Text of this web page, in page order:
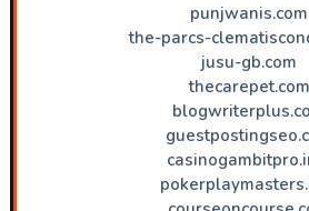
punjwanis.com
the-parcs-
jusu-gb.com
thecarepet.com